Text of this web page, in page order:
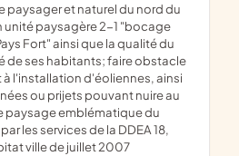
unité paysagère 2-1 "bocage
Fort" ainsi que la qualité du
de ses habitants; faire obstacle
à l'installation d'éoliennes, ainsi
ou prijets pouvant nuire au
paysage emblématique du
les services de la DDEA 18,
ville de juillet 2007